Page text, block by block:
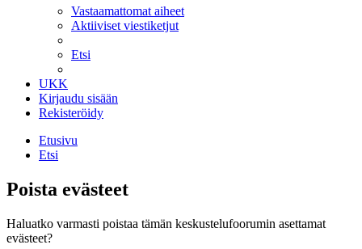
Vastaamattomat aiheet
Aktiiviset viestiketjut
Etsi
UKK
Kirjaudu sisään
Rekisteröidy
Etusivu
Etsi
Poista evästeet
Haluatko varmasti poistaa tämän keskustelufoorumin asettamat
evästeet?